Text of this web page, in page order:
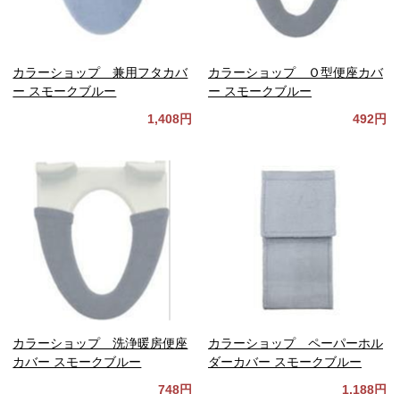
カラーショップ 兼用フタカバ
ー スモークブルー
1,408円
カラーショップ Ｏ型便座カバ
ー スモークブルー
492円
カラーショップ 洗浄暖房便座
カバー スモークブルー
748円
カラーショップ ペーパーホル
ダーカバー スモークブルー
1,188円